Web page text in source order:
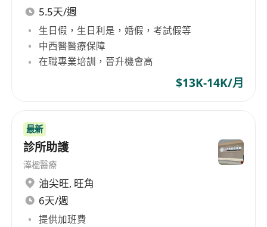
Link: https://wa.me/***********
5.5天/週
生日假，生日利是，婚假，考試假等
中西醫醫療保障
在職專業培訓，晉升機會高
$13K-14K/月
最新
診所助護
溄楹醫療
油尖旺, 旺角
6天/週
提供加班費